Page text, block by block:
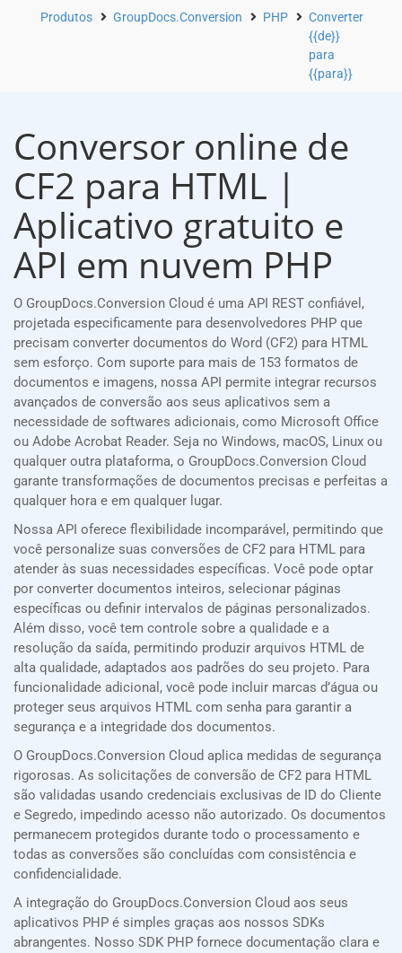
Produtos GroupDocs.Conversion PHP
Converter
{{de}}
para
{{para}}
Conversor online de
CF2 para HTML |
Aplicativo gratuito e
API em nuvem PHP
O GroupDocs.Conversion Cloud é uma API REST confiável,
projetada especificamente para desenvolvedores PHP que
precisam converter documentos do Word (CF2) para HTML
sem esforço. Com suporte para mais de 153 formatos de
documentos e imagens, nossa API permite integrar recursos
avançados de conversão aos seus aplicativos sem a
necessidade de softwares adicionais, como Microsoft Office
ou Adobe Acrobat Reader. Seja no Windows, macOS, Linux ou
qualquer outra plataforma, o GroupDocs.Conversion Cloud
garante transformações de documentos precisas e perfeitas a
qualquer hora e em qualquer lugar.
Nossa API oferece flexibilidade incomparável, permitindo que
você personalize suas conversões de CF2 para HTML para
atender às suas necessidades específicas. Você pode optar
por converter documentos inteiros, selecionar páginas
específicas ou definir intervalos de páginas personalizados.
Além disso, você tem controle sobre a qualidade e a
resolução da saída, permitindo produzir arquivos HTML de
alta qualidade, adaptados aos padrões do seu projeto. Para
funcionalidade adicional, você pode incluir marcas d’água ou
proteger seus arquivos HTML com senha para garantir a
segurança e a integridade dos documentos.
O GroupDocs.Conversion Cloud aplica medidas de segurança
rigorosas. As solicitações de conversão de CF2 para HTML
são validadas usando credenciais exclusivas de ID do Cliente
e Segredo, impedindo acesso não autorizado. Os documentos
permanecem protegidos durante todo o processamento e
todas as conversões são concluídas com consistência e
confidencialidade.
A integração do GroupDocs.Conversion Cloud aos seus
aplicativos PHP é simples graças aos nossos SDKs
abrangentes. Nosso SDK PHP fornece documentação clara e